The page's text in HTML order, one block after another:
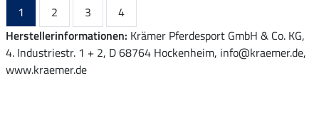
1 2 3
4
Herstellerinformationen: Krämer Pferdesport GmbH & Co. KG,
4. Industriestr. 1 + 2, D 68764 Hockenheim, info@kraemer.de,
www.kraemer.de